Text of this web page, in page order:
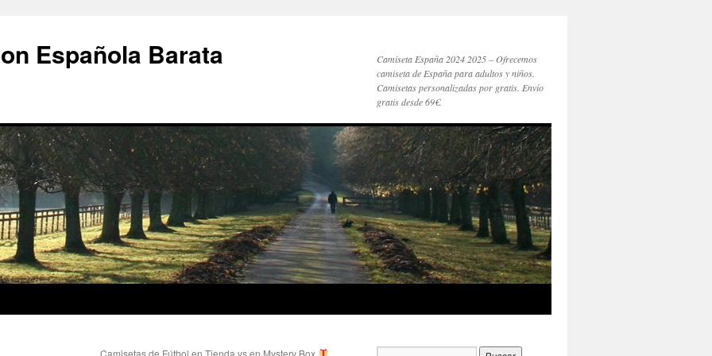
Española Barata
Camiseta España 2024 2025 – Ofrecemos
camiseta de España para adultos y niños.
Camisetas personalizadas por gratis. Envío
gratis desde 69€.
Camisetas de Fútbol en Tienda vs en Mystery Box